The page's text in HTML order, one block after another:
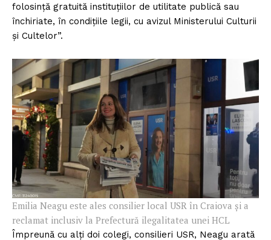
folosinţă gratuită instituţiilor de utilitate publică sau
închiriate, în condiţiile legii, cu avizul Ministerului Culturii
şi Cultelor”.
Emilia Neagu este ales consilier local USR în Craiova și a
reclamat inclusiv la Prefectură ilegalitatea unei HCL
Împreună cu alți doi colegi, consilieri USR, Neagu arată